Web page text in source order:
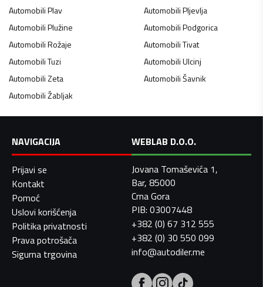
AutomobiliPlav AutomobiliPljevlja
AutomobiliPlužine AutomobiliPodgorica
AutomobiliRožaje AutomobiliTivat
AutomobiliTuzi AutomobiliUlcinj
AutomobiliZeta AutomobiliŠavnik
AutomobiliŽabljak
NAVIGACIJA
Prijavi se
Kontakt
Pomoć
Uslovi korišćenja
Politika privatnosti
Prava potrošača
Sigurna trgovina
WEBLAB D.O.O.
Jovana Tomaševića 1,
Bar, 85000
Crna Gora
PIB: 03007448
+382 (0) 67 312 555
+382 (0) 30 550 099
info@autodiler.me